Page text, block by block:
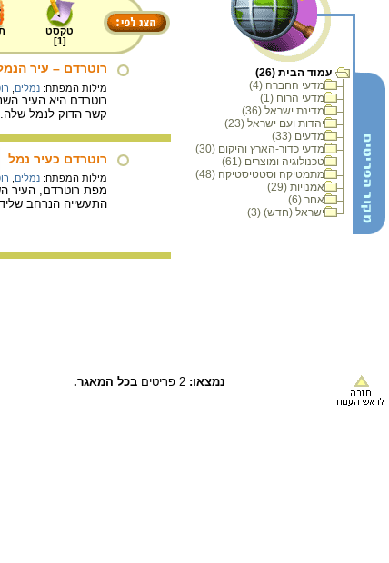
עמוד הבית (26)
מדעי החברה (4)
מדעי הרוח (1)
מדינת ישראל (36)
יהדות ועם ישראל (23)
מדעים (33)
מדעי כדור-הארץ והיקום (30)
טכנולוגיה ומוצרים (61)
מתמטיקה וסטטיסטיקה (48)
אמנויות (29)
אחר (6)
ישראל (חדש) (3)
טקסט
[
1
]
רוטרדם – עיר
מילות המפתח: נמלים
רוטרדם היא העיר
קשר הדוק לנמל שלה.
רוטרדם כעיר נמל
מילות המפתח: נמלים
מפת רוטרדם, העיר
התעשייה הנרחב
נמצאו: בכל המאגר.